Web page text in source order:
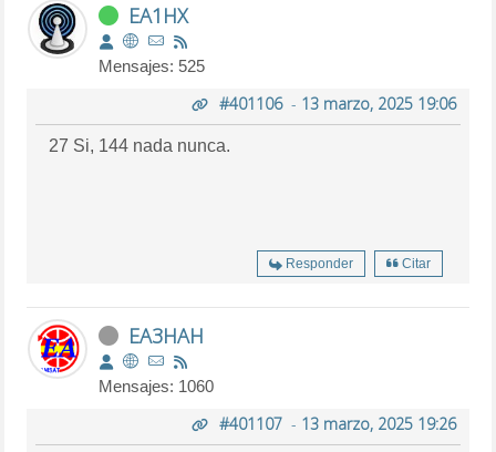
EA1HX
Mensajes: 525
#401106- 13 marzo, 2025 19:06
27 Si, 144 nada nunca.
Responder Citar
EA3HAH
Mensajes: 1060
#401107- 13 marzo, 2025 19:26